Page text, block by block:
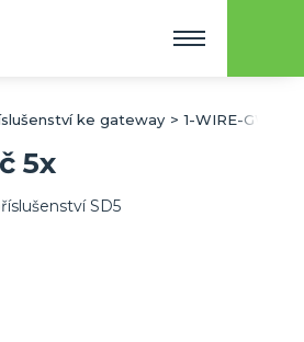
ke gateway 1-WIRE-GWY-
5x
SD5